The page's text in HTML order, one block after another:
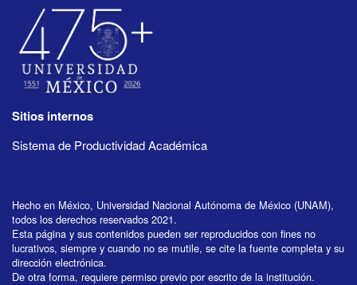
Sitios internos
Sistema de Productividad Académica
Hecho en México, Universidad Nacional Autónoma de México (UNAM),
todos los derechos reservados 2021.
Esta página y sus contenidos pueden ser reproducidos con fines no
lucrativos, siempre y cuando no se mutile, se cite la fuente completa y su
dirección electrónica.
De otra forma, requiere permiso previo por escrito de la institución.